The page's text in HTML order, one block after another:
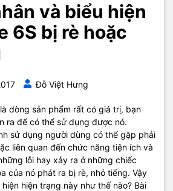
và biểu hiện
6S bị rè hoặc
Đỗ Việt Hưng
dòng sản phẩm rất có giá trị, bạn
ra để có thể sử dụng được nó.
sử dụng người dùng có thể gặp phải
liên quan đến chức năng tiện ích và
lỗi hay xảy ra ở những chiếc
của nó phát ra bị rè, nhỏ tiếng. Vậy
hiện trạng này như thế nào? Bài